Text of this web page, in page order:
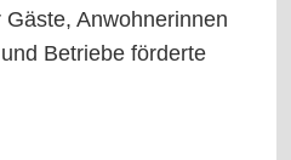
Anwohnerinnen
Betriebe förderte